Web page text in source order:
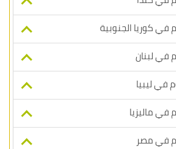
في كوريا الجنوبية
في لبنان
في ليبيا
في ماليزيا
في مصر